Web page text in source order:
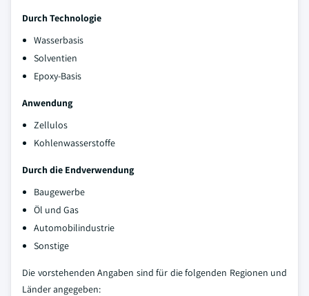
Durch Technologie
Wasserbasis
Solventien
Epoxy-Basis
Anwendung
Zellulos
Kohlenwasserstoffe
Durch die Endverwendung
Baugewerbe
Öl und Gas
Automobilindustrie
Sonstige
Die vorstehenden Angaben sind für die folgenden Regionen und
Länder angegeben: